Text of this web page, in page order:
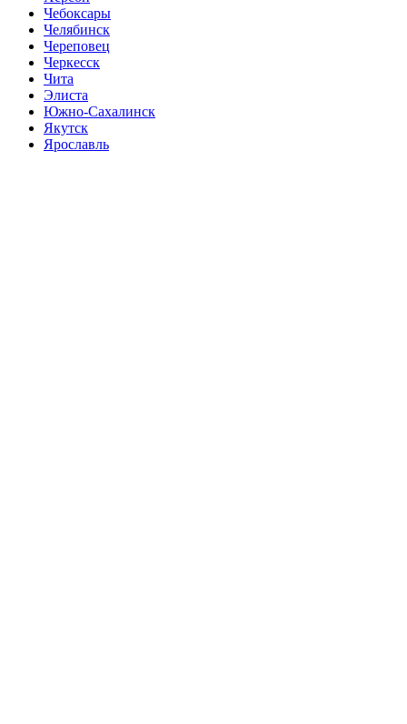
Чебоксары
Челябинск
Череповец
Черкесск
Чита
Элиста
Южно-Сахалинск
Якутск
Ярославль